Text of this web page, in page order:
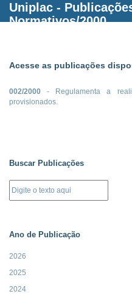
Uniplac -
Normativos/2000
Acesse as publicações
002/2000 - Regulamenta a
provisionados.
Buscar Publicações
Ano de Publicação
2026
2025
2024